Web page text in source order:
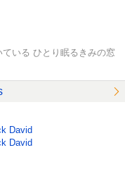
いる ひとり眠るきみの窓
David
David